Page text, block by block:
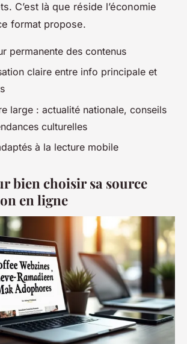
C’est là que réside l’économie
format propose.
permanente des contenus
claire entre info principale et
large : actualité nationale, conseils
culturelles
à la lecture mobile
bien choisir sa source
en ligne